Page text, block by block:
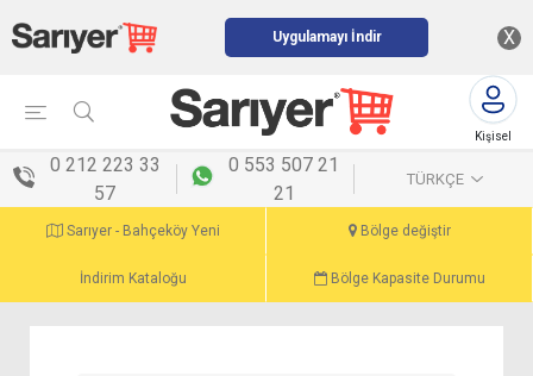
Uygulamayı İndir X
Kişisel
0 212 223 33
57
0 553 507 21
21
TÜRKÇE
Sarıyer - Bahçeköy Yeni Bölge değiştir
İndirim Kataloğu Bölge Kapasite Durumu